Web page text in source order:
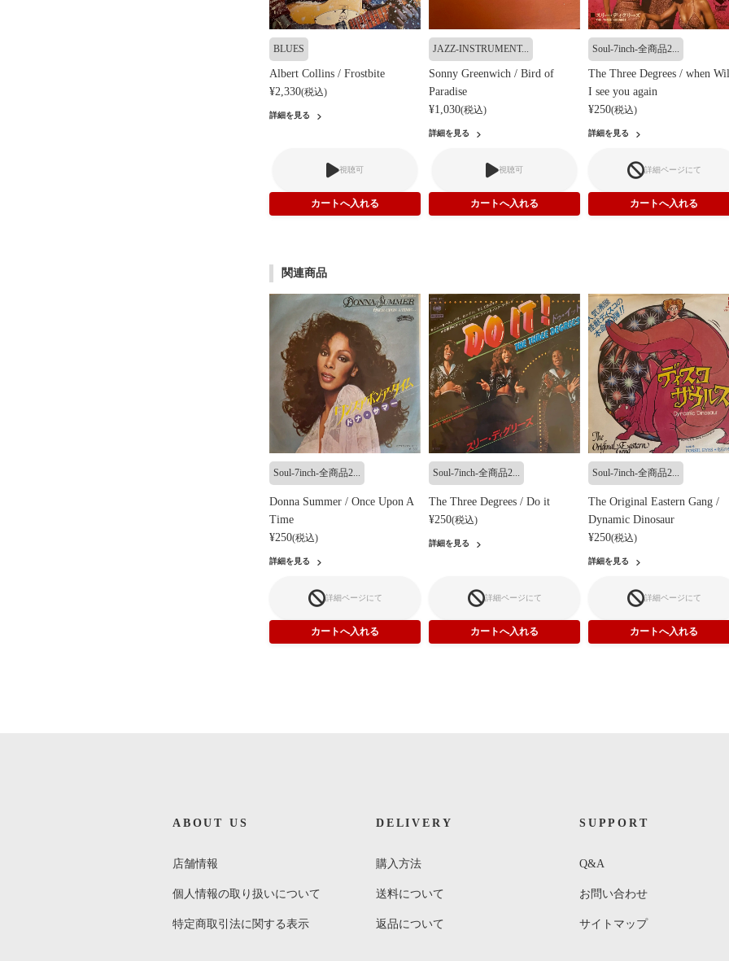
BLUES
Albert Collins / Frostbite
¥2,330(税込)
詳細を見る
視聴可
JAZZ-INSTRUMENT...
Sonny Greenwich / Bird of
Paradise
¥1,030(税込)
詳細を見る
視聴可
Soul-7inch-全商品2...
The Three Degrees / when
I see you again
¥250(税込)
詳細を見る
詳細ページにて
関連商品
Soul-7inch-全商品2...
Donna Summer / Once Upon A
Time
¥250(税込)
詳細を見る
詳細ページにて
Soul-7inch-全商品2...
The Three Degrees / Do it
¥250(税込)
詳細を見る
詳細ページにて
Soul-7inch-全商品2...
The Original Eastern Gang /
Dynamic Dinosaur
¥250(税込)
詳細を見る
詳細ページにて
ABOUT US
店舗情報
個人情報の取り扱いについて
特定商取引法に関する表示
DELIVERY
購入方法
送料について
返品について
SUPPORT
Q&A
お問い合わせ
サイトマップ